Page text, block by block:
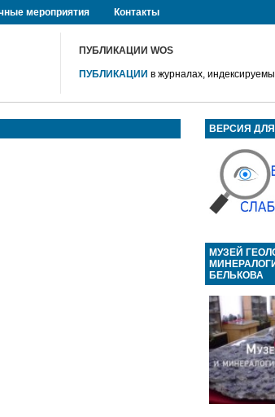
мероприятия Контакты
ПУБЛИКАЦИИ WOS
ПУБЛИКАЦИИ в журналах,
ВЕРСИЯ
МУЗЕЙ
БЕЛЬКОВА